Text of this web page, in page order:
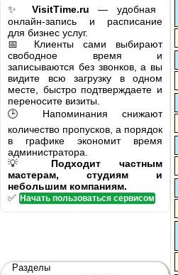
✨ VisitTime.ru — удобная
онлайн-запись и расписание
для бизнес услуг.
📅 Клиенты сами выбирают
свободное время и
записываются без звонков, а вы
видите всю загрузку в одном
месте, быстро подтверждаете и
переносите визиты.
🕒 Напоминания снижают
количество пропусков, а порядок
в графике экономит время
администратора.
💡 Подходит частным
мастерам, студиям и
небольшим компаниям.
✅ Начать пользоваться сервисом
Разделы